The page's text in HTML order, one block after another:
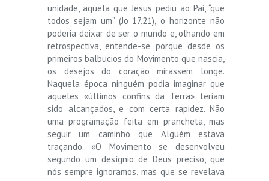
unidade, aquela que Jesus pediu ao Pai, “que
todos sejam um” (Jo 17,21),o horizonte não
poderia deixar de ser o mundo e, olhando em
retrospectiva, entende-se porque desde os
primeiros balbucios do Movimento que nascia,
os desejos do coração mirassem longe.
Naquela época ninguém podia imaginar que
aqueles «últimos confins da Terra» teriam
sido alcançados, e com certa rapidez. Não
uma programação feita em prancheta, mas
seguir um caminho que Alguém estava
traçando. «O Movimento se desenvolveu
segundo um desígnio de Deus preciso, que
nós sempre ignoramos, mas que se revelava